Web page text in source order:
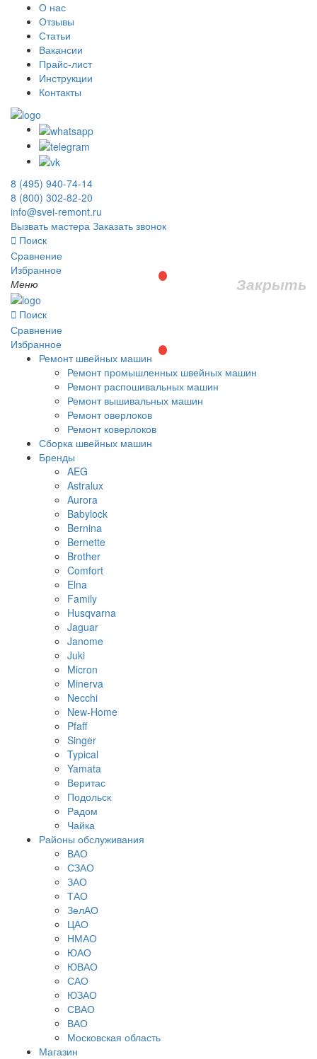
О нас
Отзывы
Статьи
Вакансии
Прайс-лист
Инструкции
Контакты
8 (495) 940-74-14
8 (800) 302-82-20
info@svei-remont.ru
Вызвать мастера Заказать звонок
Поиск
Сравнение
Избранное
Меню
Закрыть
Поиск
Сравнение
Избранное
Ремонт швейных машин
Ремонт промышленных швейных машин
Ремонт распошивальных машин
Ремонт вышивальных машин
Ремонт оверлоков
Ремонт коверлоков
Сборка швейных машин
Бренды
AEG
Astralux
Aurora
Babylock
Bernina
Bernette
Brother
Comfort
Elna
Family
Husqvarna
Jaguar
Janome
Juki
Micron
Minerva
Necchi
New-Home
Pfaff
Singer
Typical
Yamata
Веритас
Подольск
Радом
Чайка
Районы обслуживания
ВАО
СЗАО
ЗАО
ТАО
ЗелАО
ЦАО
НМАО
ЮАО
ЮВАО
САО
ЮЗАО
СВАО
ВАО
Московская область
Магазин